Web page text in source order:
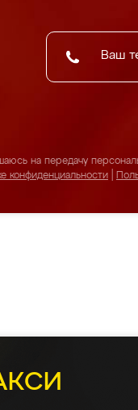
на передачу
конфиденциальности